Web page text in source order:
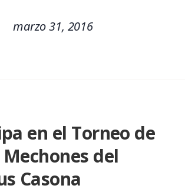
marzo 31, 2016
en el Torneo de
del
Casona